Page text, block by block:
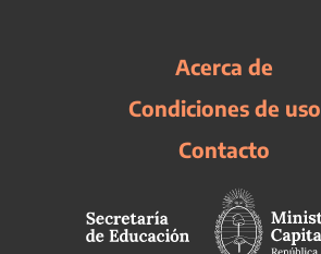
Acerca de
Condiciones de uso
Contacto